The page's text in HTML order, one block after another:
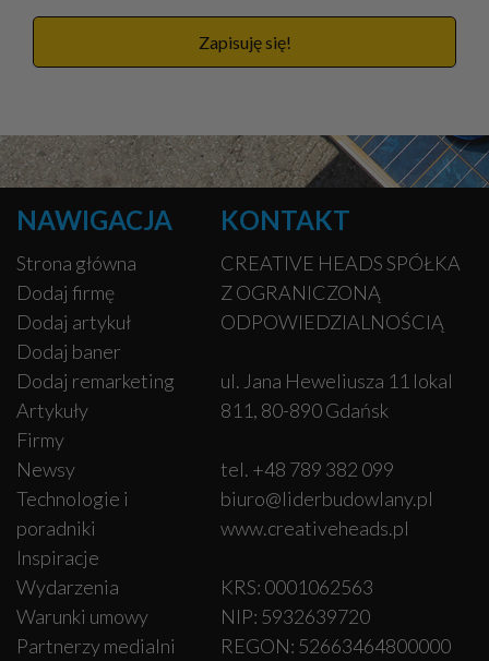
Zapisuję się!
NAWIGACJA
Strona główna
Dodaj firmę
Dodaj artykuł
Dodaj baner
Dodaj remarketing
Artykuły
Firmy
Newsy
Technologie i
poradniki
Inspiracje
Wydarzenia
Warunki umowy
Partnerzy medialni
KONTAKT
CREATIVE HEADS SPÓŁKA
Z OGRANICZONĄ
ODPOWIEDZIALNOŚCIĄ
ul. Jana Heweliusza 11 lokal
811, 80-890 Gdańsk
tel. +48 789 382 099
biuro@liderbudowlany.pl
www.creativeheads.pl
KRS: 0001062563
NIP: 5932639720
REGON: 52663464800000